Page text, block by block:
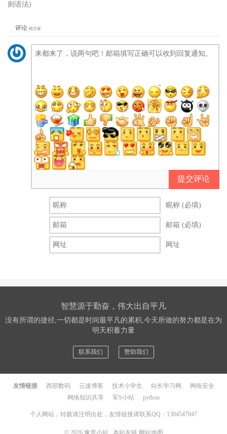
则语法)
评论 抢沙发
提交评论
昵称 (必填)
邮箱 (必填)
网址
智慧源于勤奋，伟大出自平凡
没有所谓的捷径,一切都是时间最平凡的累积,今天所做的努力都是在为
明天积蓄力量
联系我们 赞助我们
友情链接 西部数码 云速博客 技术小学生 站长学习网
网络安全
网络知识共享
军S小站 python
个人网站，转载请注明出处，友情链接请联系QQ：1304547047